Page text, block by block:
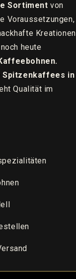
Sortiment von
Voraussetzungen,
Kreationen
heute
Spitzenkaffees in
Qualität im